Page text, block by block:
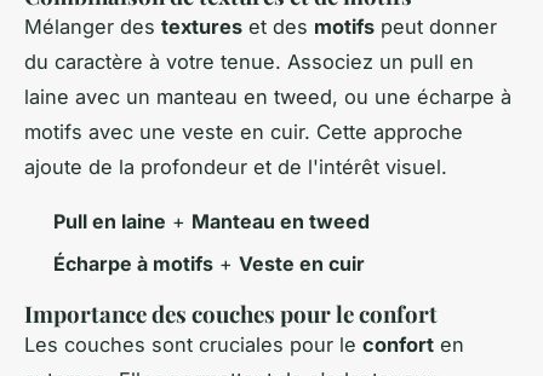
Mélanger des textures et des motifs peut donner
du caractère à votre tenue. Associez un pull en
laine avec un manteau en tweed, ou une écharpe à
motifs avec une veste en cuir. Cette approche
ajoute de la profondeur et de l'intérêt visuel.
Pull en laine + Manteau en tweed
Écharpe à motifs + Veste en cuir
Importance des couches pour le confort
Les couches sont cruciales pour le confort en